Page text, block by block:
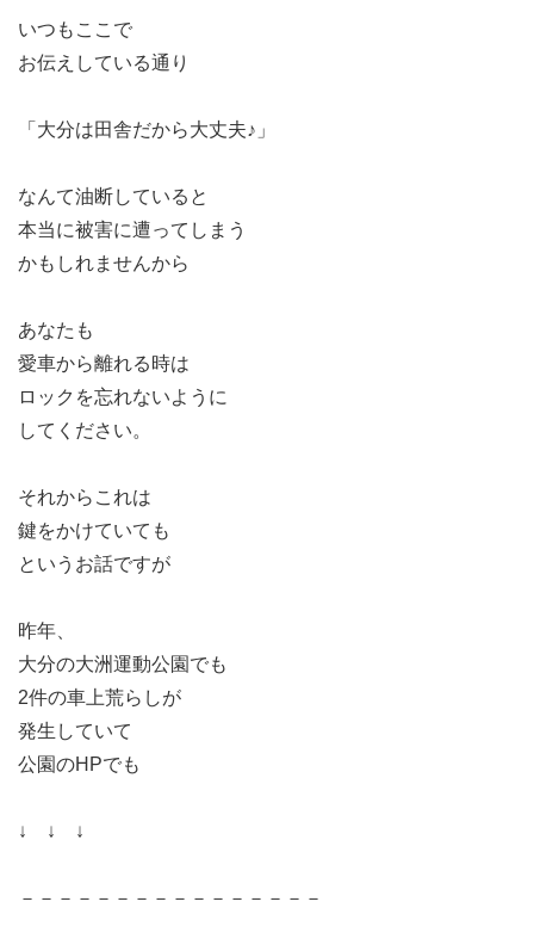
いつもここで
お伝えしている通り
「大分は田舎だから大丈夫♪」
なんて油断していると
本当に被害に遭ってしまう
かもしれませんから
あなたも
愛車から離れる時は
ロックを忘れないように
してください。
それからこれは
鍵をかけていても
というお話ですが
昨年、
大分の大洲運動公園でも
2件の車上荒らしが
発生していて
公園のHPでも
↓ ↓ ↓
－－－－－－－－－－－－－－－－